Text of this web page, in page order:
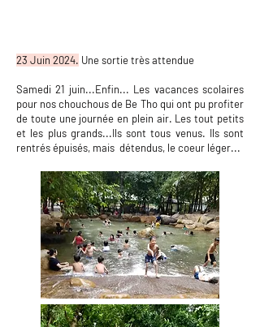
23 Juin 2024. Une sortie très attendue
Samedi 21 juin...Enfin... Les vacances scolaires
pour nos chouchous de Be Tho qui ont pu profiter
de toute une journée en plein air. Les tout petits
et les plus grands...Ils sont tous venus. Ils sont
rentrés épuisés, mais détendus, le coeur léger...